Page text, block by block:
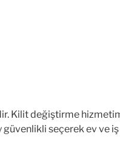
Kilit değiştirme
seçerek ev ve